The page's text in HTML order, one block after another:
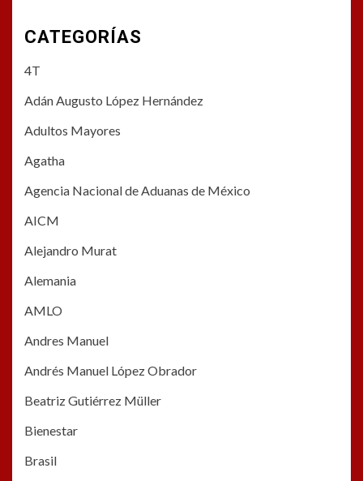
CATEGORÍAS
4T
Adán Augusto López Hernández
Adultos Mayores
Agatha
Agencia Nacional de Aduanas de México
AICM
Alejandro Murat
Alemania
AMLO
Andres Manuel
Andrés Manuel López Obrador
Beatriz Gutiérrez Müller
Bienestar
Brasil